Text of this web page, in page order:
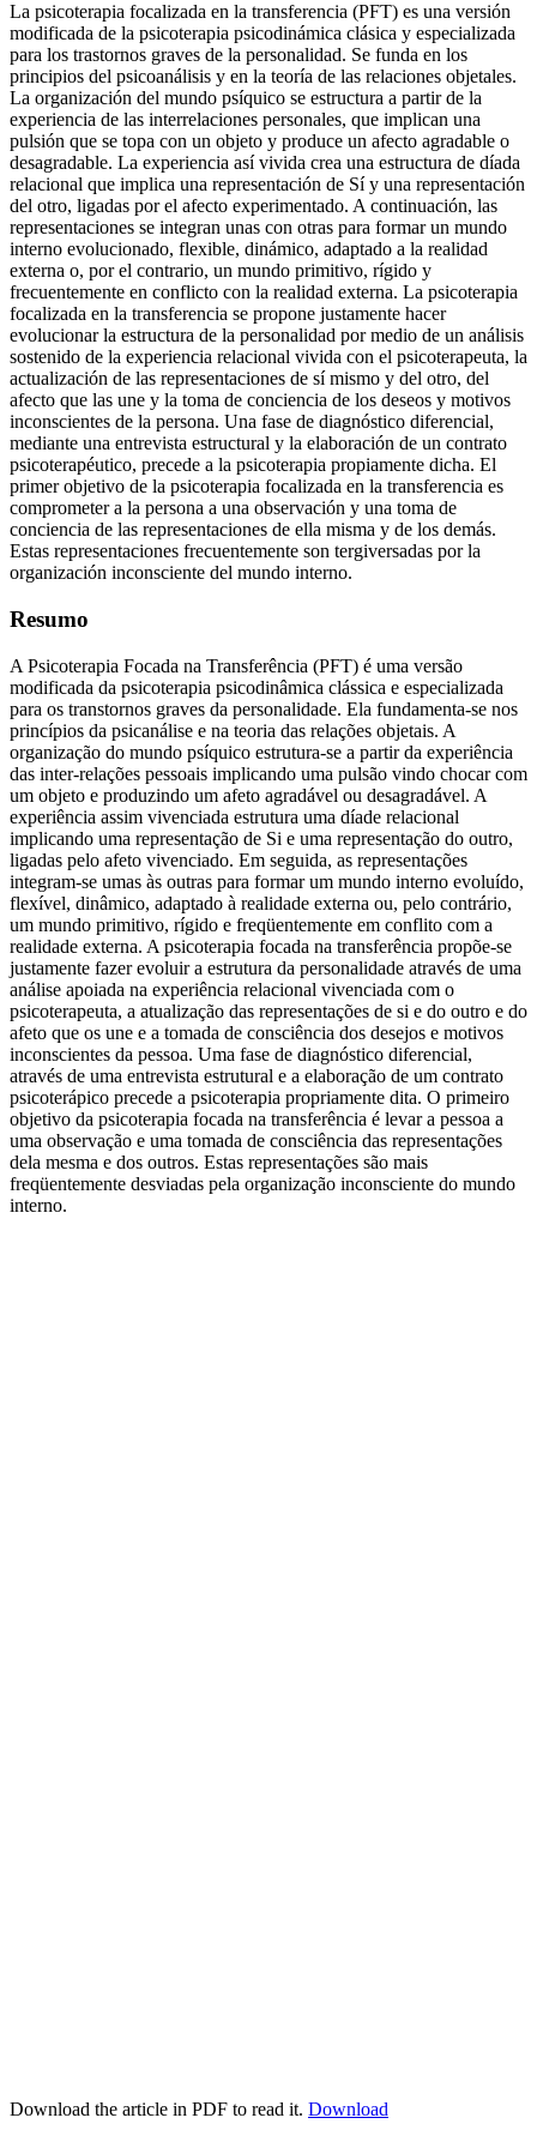
La psicoterapia focalizada en la transferencia (PFT) es una versión
modificada de la psicoterapia psicodinámica clásica y especializada
para los trastornos graves de la personalidad. Se funda en los
principios del psicoanálisis y en la teoría de las relaciones objetales.
La organización del mundo psíquico se estructura a partir de la
experiencia de las interrelaciones personales, que implican una
pulsión que se topa con un objeto y produce un afecto agradable o
desagradable. La experiencia así vivida crea una estructura de díada
relacional que implica una representación de Sí y una representación
del otro, ligadas por el afecto experimentado. A continuación, las
representaciones se integran unas con otras para formar un mundo
interno evolucionado, flexible, dinámico, adaptado a la realidad
externa o, por el contrario, un mundo primitivo, rígido y
frecuentemente en conflicto con la realidad externa. La psicoterapia
focalizada en la transferencia se propone justamente hacer
evolucionar la estructura de la personalidad por medio de un análisis
sostenido de la experiencia relacional vivida con el psicoterapeuta, la
actualización de las representaciones de sí mismo y del otro, del
afecto que las une y la toma de conciencia de los deseos y motivos
inconscientes de la persona. Una fase de diagnóstico diferencial,
mediante una entrevista estructural y la elaboración de un contrato
psicoterapéutico, precede a la psicoterapia propiamente dicha. El
primer objetivo de la psicoterapia focalizada en la transferencia es
comprometer a la persona a una observación y una toma de
conciencia de las representaciones de ella misma y de los demás.
Estas representaciones frecuentemente son tergiversadas por la
organización inconsciente del mundo interno.
Resumo
A Psicoterapia Focada na Transferência (PFT) é uma versão
modificada da psicoterapia psicodinâmica clássica e especializada
para os transtornos graves da personalidade. Ela fundamenta-se nos
princípios da psicanálise e na teoria das relações objetais. A
organização do mundo psíquico estrutura-se a partir da experiência
das inter-relações pessoais implicando uma pulsão vindo chocar com
um objeto e produzindo um afeto agradável ou desagradável. A
experiência assim vivenciada estrutura uma díade relacional
implicando uma representação de Si e uma representação do outro,
ligadas pelo afeto vivenciado. Em seguida, as representações
integram-se umas às outras para formar um mundo interno evoluído,
flexível, dinâmico, adaptado à realidade externa ou, pelo contrário,
um mundo primitivo, rígido e freqüentemente em conflito com a
realidade externa. A psicoterapia focada na transferência propõe-se
justamente fazer evoluir a estrutura da personalidade através de uma
análise apoiada na experiência relacional vivenciada com o
psicoterapeuta, a atualização das representações de si e do outro e do
afeto que os une e a tomada de consciência dos desejos e motivos
inconscientes da pessoa. Uma fase de diagnóstico diferencial,
através de uma entrevista estrutural e a elaboração de um contrato
psicoterápico precede a psicoterapia propriamente dita. O primeiro
objetivo da psicoterapia focada na transferência é levar a pessoa a
uma observação e uma tomada de consciência das representações
dela mesma e dos outros. Estas representações são mais
freqüentemente desviadas pela organização inconsciente do mundo
interno.
Download the article in PDF to read it. Download